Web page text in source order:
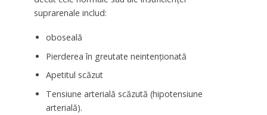
suprarenale includ:
oboseală
Pierderea în greutate neintenționată
Apetitul scăzut
Tensiune arterială scăzută (hipotensiune
arterială).